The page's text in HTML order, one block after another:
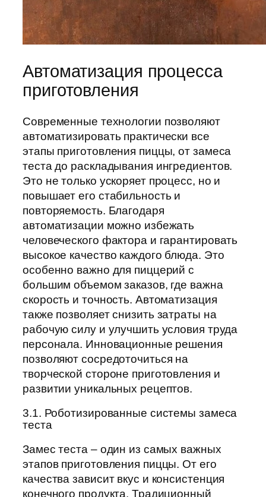
Автоматизация процесса
приготовления
Современные технологии позволяют
автоматизировать практически все
этапы приготовления пиццы, от замеса
теста до раскладывания ингредиентов.
Это не только ускоряет процесс, но и
повышает его стабильность и
повторяемость. Благодаря
автоматизации можно избежать
человеческого фактора и гарантировать
высокое качество каждого блюда. Это
особенно важно для пиццерий с
большим объемом заказов, где важна
скорость и точность. Автоматизация
также позволяет снизить затраты на
рабочую силу и улучшить условия труда
персонала. Инновационные решения
позволяют сосредоточиться на
творческой стороне приготовления и
развитии уникальных рецептов.
3.1. Роботизированные системы замеса
теста
Замес теста – один из самых важных
этапов приготовления пиццы. От его
качества зависит вкус и консистенция
конечного продукта. Традиционный